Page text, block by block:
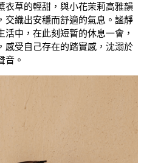
衣草的輕甜，與小花茉莉高雅韻
交織出安穩而舒適的氣息。謐靜
中，在此刻短暫的休息一會，
感受自己存在的踏實感，沈溺於
音。